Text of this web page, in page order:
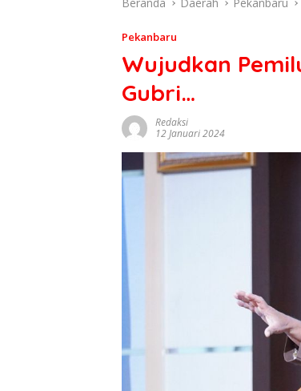
Pekanbaru
Wujudkan
Gubri…
Redaksi
12 Januari 2024